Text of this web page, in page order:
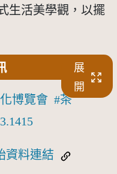
生活美學觀，以擺
展
開
博覽會
茶
資料連結